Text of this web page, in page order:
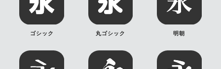
ゴシック 丸ゴシック 明朝